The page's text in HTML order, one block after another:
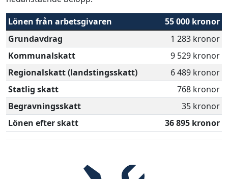
Lönen från arbetsgivaren
55 000 kronor
Grundavdrag
1 283 kronor
Kommunalskatt
9 529 kronor
Regionalskatt (landstingsskatt)
6 489 kronor
Statlig skatt
768 kronor
Begravningsskatt
35 kronor
Lönen efter skatt
36 895 kronor